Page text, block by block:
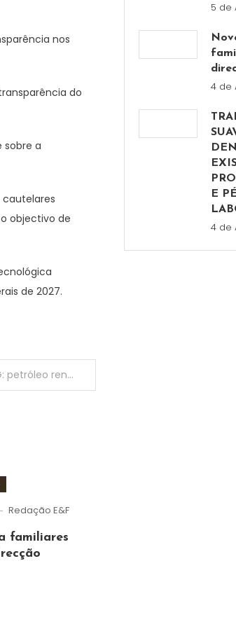
nos
do
sobre a
cautelares
objectivo de
de 2027.
Sonangol vive de Galp, BCP e Angola LNG: petróleo rende cada vez menos
Redação E&F
familiares
5 de
4 de
E
4 de